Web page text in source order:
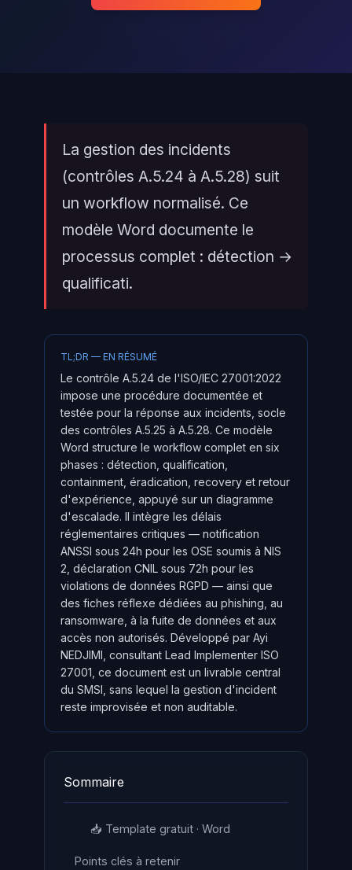
La gestion des incidents
(contrôles A.5.24 à A.5.28) suit
un workflow normalisé. Ce
modèle Word documente le
processus complet : détection →
qualificati.
TL;DR — EN RÉSUMÉ
Le contrôle A.5.24 de l'ISO/IEC 27001:2022
impose une procédure documentée et
testée pour la réponse aux incidents, socle
des contrôles A.5.25 à A.5.28. Ce modèle
Word structure le workflow complet en six
phases : détection, qualification,
containment, éradication, recovery et retour
d'expérience, appuyé sur un diagramme
d'escalade. Il intègre les délais
réglementaires critiques — notification
ANSSI sous 24h pour les OSE soumis à NIS
2, déclaration CNIL sous 72h pour les
violations de données RGPD — ainsi que
des fiches réflexe dédiées au phishing, au
ransomware, à la fuite de données et aux
accès non autorisés. Développé par Ayi
NEDJIMI, consultant Lead Implementer ISO
27001, ce document est un livrable central
du SMSI, sans lequel la gestion d'incident
reste improvisée et non auditable.
Sommaire
📥 Template gratuit · Word
Points clés à retenir